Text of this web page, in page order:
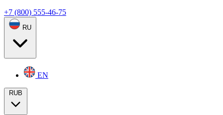
+7 (800) 555-46-75
RU
EN
RUB